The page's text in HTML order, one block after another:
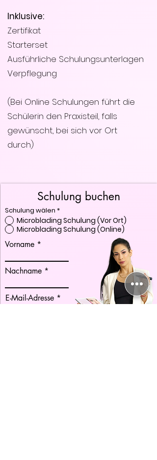
Inklusive:
Zertifikat
Starterset
Ausführliche Schulungsunterlagen
Verpflegung
(Bei Online Schulungen führt die
Schülerin den Praxisteil, falls
gewünscht, bei sich vor Ort
durch)
Schulung buchen
Vorname
Nachname
E-Mail-Adresse
Schulung wälen *
Microblading Schulung (Vor Ort)
Microblading Schulung (Online)